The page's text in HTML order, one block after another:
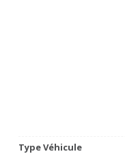
Type Véhicule